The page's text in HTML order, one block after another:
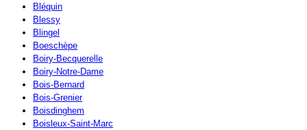
Bléquin
Blessy
Blingel
Boeschèpe
Boiry-Becquerelle
Boiry-Notre-Dame
Bois-Bernard
Bois-Grenier
Boisdinghem
Boisleux-Saint-Marc